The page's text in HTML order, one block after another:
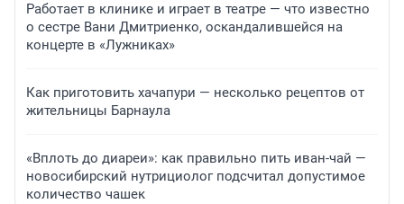
Работает в клинике и играет в театре — что известно
о сестре Вани Дмитриенко, оскандалившейся на
концерте в «Лужниках»
Как приготовить хачапури — несколько рецептов от
жительницы Барнаула
«Вплоть до диареи»: как правильно пить иван-чай —
новосибирский нутрициолог подсчитал допустимое
количество чашек